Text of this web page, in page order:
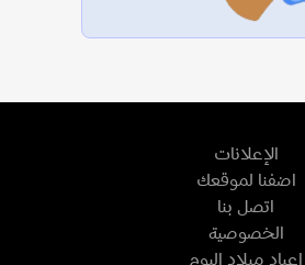
الإعلانات
اضفنا لموقعك
اتصل بنا
الخصوصية
اعياد ميلاد اليوم